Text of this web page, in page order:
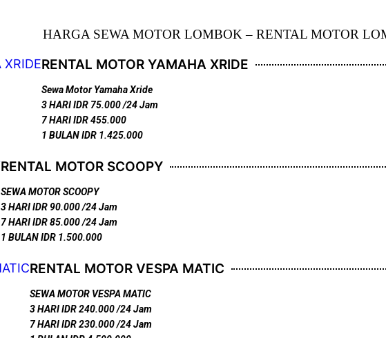
HARGA SEWA MOTOR LOMBOK – RENTAL MOTOR
RENTAL MOTOR YAMAHA XRIDE
Sewa Motor Yamaha Xride
3 HARI IDR 75.000 /24 Jam
7 HARI IDR 455.000
1 BULAN IDR 1.425.000
RENTAL MOTOR SCOOPY
SEWA MOTOR SCOOPY
3 HARI IDR 90.000 /24 Jam
7 HARI IDR 85.000 /24 Jam
1 BULAN IDR 1.500.000
RENTAL MOTOR VESPA MATIC
SEWA MOTOR VESPA MATIC
3 HARI IDR 240.000 /24 Jam
7 HARI IDR 230.000 /24 Jam